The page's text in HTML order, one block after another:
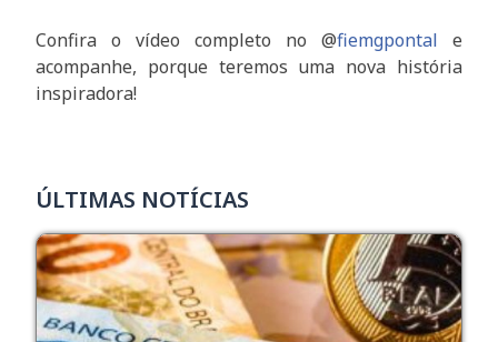
Confira o vídeo completo no @fiemgpontal e
acompanhe, porque teremos uma nova história
inspiradora!
ÚLTIMAS NOTÍCIAS